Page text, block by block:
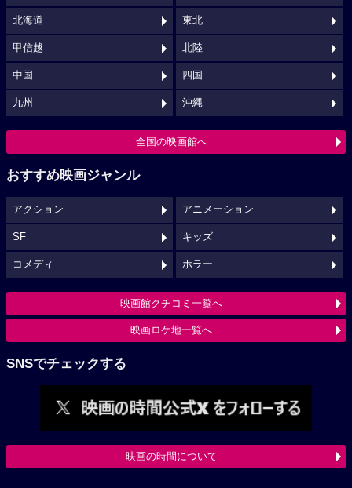
北海道 東北
甲信越 北陸
中国 四国
九州 沖縄
全国の映画館へ
おすすめ映画ジャンル
アクション アニメーション
SF キッズ
コメディ ホラー
映画館クチコミ一覧へ
映画ロケ地一覧へ
SNSでチェックする
映画の時間について